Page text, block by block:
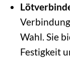
Wahl. Sie
Festigkeit